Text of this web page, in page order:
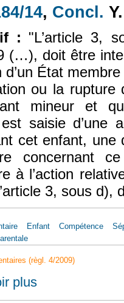
14 (le lien est
, Concl.
: "L’article 3,
(…), doit être
d’un État
ou la rupture
mineur et
saisie d’une
cet enfant, une
concernant
à l’action
3, sous d),
Enfant Compétence
(règl. 4/2009)
plus